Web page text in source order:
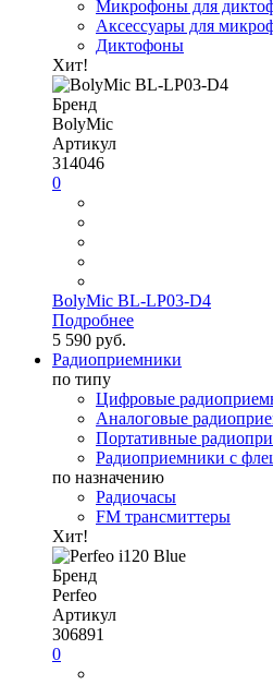
Микрофоны для
Аксессуары для
Диктофоны
Хит!
Бренд
BolyMic
Артикул
314046
0
BolyMic BL-LP03-D4
Подробнее
5 590 руб.
Радиоприемники
по типу
Цифровые
Аналоговые
Портативные
Радиоприемники с
по назначению
Радиочасы
FM трансмиттеры
Хит!
Бренд
Perfeo
Артикул
306891
0